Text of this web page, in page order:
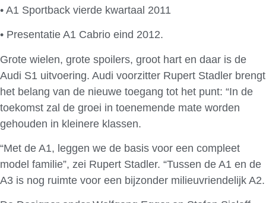
• A1 Sportback vierde kwartaal 2011
• Presentatie A1 Cabrio eind 2012.
Grote wielen, grote spoilers, groot hart en daar is de
Audi S1 uitvoering. Audi voorzitter Rupert Stadler brengt
het belang van de nieuwe toegang tot het punt: “In de
toekomst zal de groei in toenemende mate worden
gehouden in kleinere klassen.
“Met de A1, leggen we de basis voor een compleet
model familie”, zei Rupert Stadler. “Tussen de A1 en de
A3 is nog ruimte voor een bijzonder milieuvriendelijk A2.